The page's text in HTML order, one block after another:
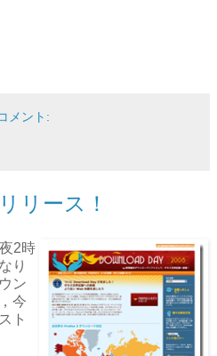
メント:
リース！
2時
り
ン
今
ト